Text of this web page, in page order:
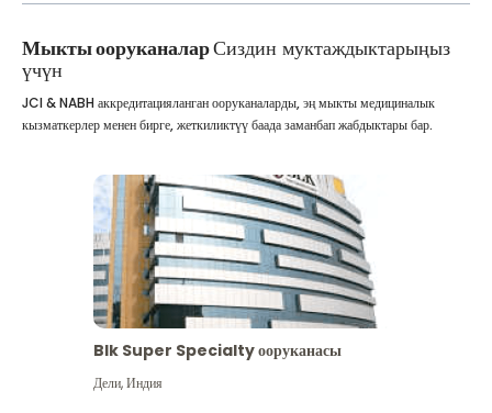
Мыкты ооруканаларСиздин муктаждыктарыңыз
үчүн
JCI & NABH аккредитацияланган ооруканаларды, эң мыкты медициналык
кызматкерлер менен бирге, жеткиликтүү баада заманбап жабдыктары бар.
Blk Super Specialty ооруканасы
Дели,Индия